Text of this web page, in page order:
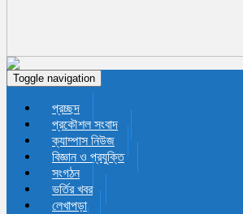
Toggle navigation
প্রচ্ছদ
প্রকৌশল সংবাদ
ক্যাম্পাস নিউজ
বিজ্ঞান ও প্রযুক্তি
সংগঠন
ভর্তির খবর
লেখাপড়া